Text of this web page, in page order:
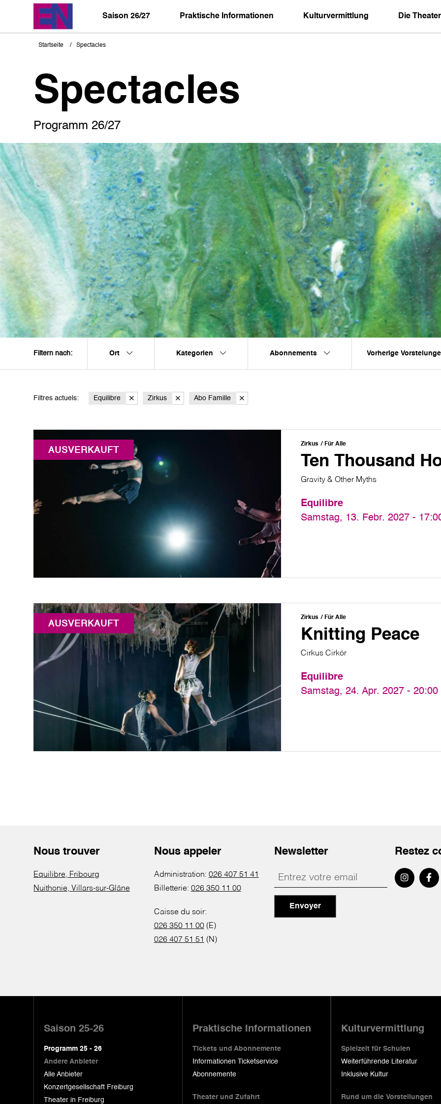
Saison 26/27 Praktische Informationen Kulturvermittlung Die Theater
Pfadnavigation
Startseite Spectacles
Spectacles
Programm 26/27
Filtern nach: Ort Kategorien Abonnements Vorherige
Filtres actuels: Equilibre Zirkus Abo Famille
AUSVERKAUFT
Zirkus Für Alle
Ten Thousand
Gravity & Other Myths
Equilibre
Samstag, 13. Febr. 2027 -
AUSVERKAUFT
Zirkus Für Alle
Knitting Peace
Cirkus Cirkör
Equilibre
Samstag, 24. Apr. 2027 -
Nous trouver
Equilibre, Fribourg
Nuithonie, Villars-sur-Glâne
Nous appeler
Administration: 026 407 51 41
Billetterie: 026 350 11 00
Caisse du soir:
026 350 11 00(E)
026 407 51 51 (N)
Newsletter
Envoyer
Restez
Saison 25-26
Programm 25 - 26
Andere Anbieter
Alle Anbieter
Konzertgesellschaft Freiburg
Theater in Freiburg
Praktische Informationen
Tickets und Abonnemente
Informationen Ticketservice
Abonnemente
Theater und Zufahrt
Kulturvermittlung
Spielzeit für Schulen
Weiterführende Literatur
Inklusive Kultur
Rund um die Vorstellungen